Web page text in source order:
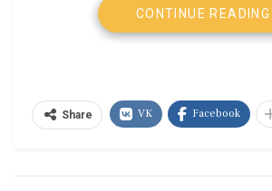
Legendaria es la vocación del
notabilidad que no haya querido
CONTINUE READING
Share VK Facebook